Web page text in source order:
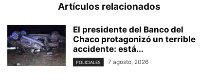
Artículos relacionados
El presidente del Banco del
Chaco protagonizó un terrible
accidente: está...
POLICIALES 7 agosto, 2026